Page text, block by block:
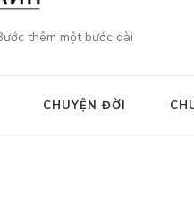
thêm một bước dài
CHUYỆN ĐỜI